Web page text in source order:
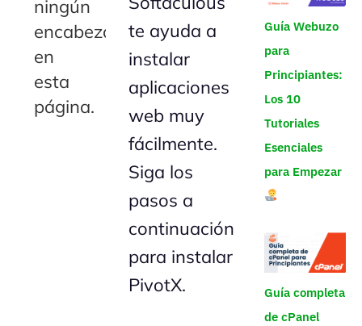
ningún
encabezado
en
esta
página.
te ayuda a
instalar
aplicaciones
web muy
fácilmente.
Siga los
pasos a
continuación
para instalar
PivotX.
Guía Webuzo
para
Principiantes:
Los 10
Tutoriales
Esenciales
para Empezar
Guía completa
de cPanel